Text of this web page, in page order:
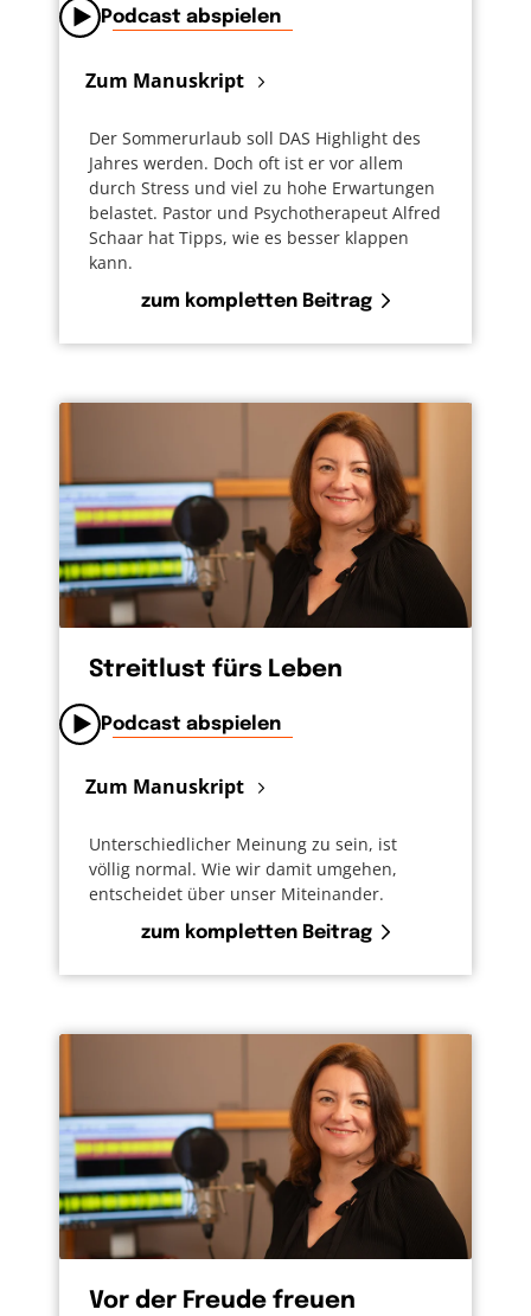
Podcast abspielen
Zum Manuskript
Der Sommerurlaub soll DAS Highlight des
Jahres werden. Doch oft ist er vor allem
durch Stress und viel zu hohe Erwartungen
belastet. Pastor und Psychotherapeut Alfred
Schaar hat Tipps, wie es besser klappen
kann.
zum kompletten Beitrag
Streitlust fürs Leben
Podcast abspielen
Zum Manuskript
Unterschiedlicher Meinung zu sein, ist
völlig normal. Wie wir damit umgehen,
entscheidet über unser Miteinander.
zum kompletten Beitrag
Vor der Freude freuen